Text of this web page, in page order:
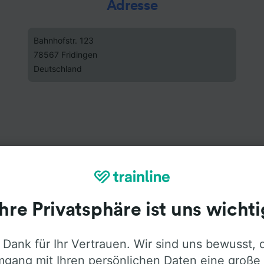
Adresse
Bahnhofstr. 123
78567 Fridingen
Deutschland
Ihre Privatsphäre ist uns
für Ihr Vertrauen. Wir sind uns bewusst,
mit Ihren persönlichen Daten eine große